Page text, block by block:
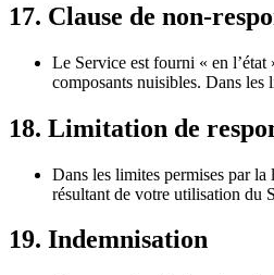
17. Clause de non-
Le Service est fourni « en
composants nuisibles. Dans
18. Limitation de
Dans les limites permises par
résultant de votre utilisation du
19. Indemnisation